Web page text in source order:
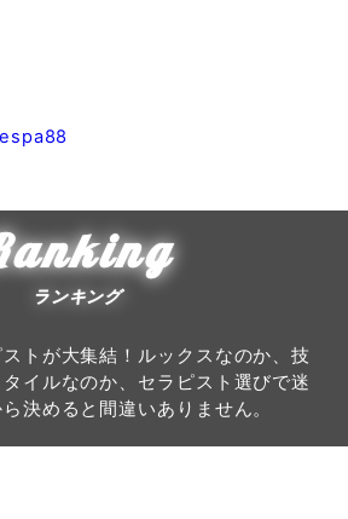
ランキング
トが大集結！ルックスなのか、技
イルなのか、セラピスト選びで迷
決めると間違いありません。